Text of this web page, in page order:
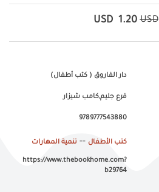
USD
1.20
USD
دار الفاروق ( كتب أطفال)
فرع جليم,كامب شيزار
9789777543880
كتب الأطفال -- تنمية المهارات
https://www.thebookhome.com?
b29764